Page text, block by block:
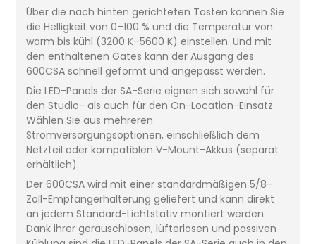
Über die nach hinten gerichteten Tasten können Sie
die Helligkeit von 0–100 % und die Temperatur von
warm bis kühl (3200 K–5600 K) einstellen. Und mit
den enthaltenen Gates kann der Ausgang des
600CSA schnell geformt und angepasst werden.
Die LED-Panels der SA-Serie eignen sich sowohl für
den Studio- als auch für den On-Location-Einsatz.
Wählen Sie aus mehreren
Stromversorgungsoptionen, einschließlich dem
Netzteil oder kompatiblen V-Mount-Akkus (separat
erhältlich).
Der 600CSA wird mit einer standardmäßigen 5/8-
Zoll-Empfängerhalterung geliefert und kann direkt
an jedem Standard-Lichtstativ montiert werden.
Dank ihrer geräuschlosen, lüfterlosen und passiven